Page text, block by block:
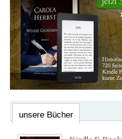
unsere Bücher